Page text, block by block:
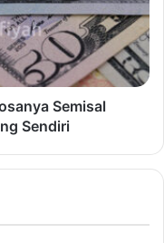
Semisal
Sendiri